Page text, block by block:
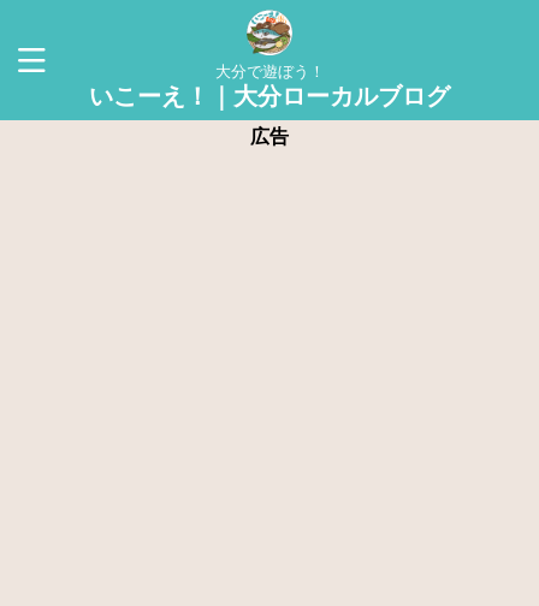
大分で遊ぼう！
いこーえ！｜大分ローカルブログ
広告